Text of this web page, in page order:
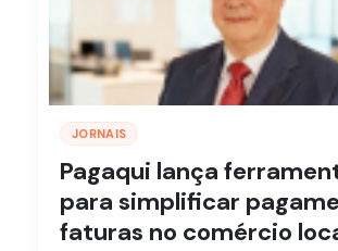
JORNAIS
Pagaqui lança
para simplificar
faturas no comércio